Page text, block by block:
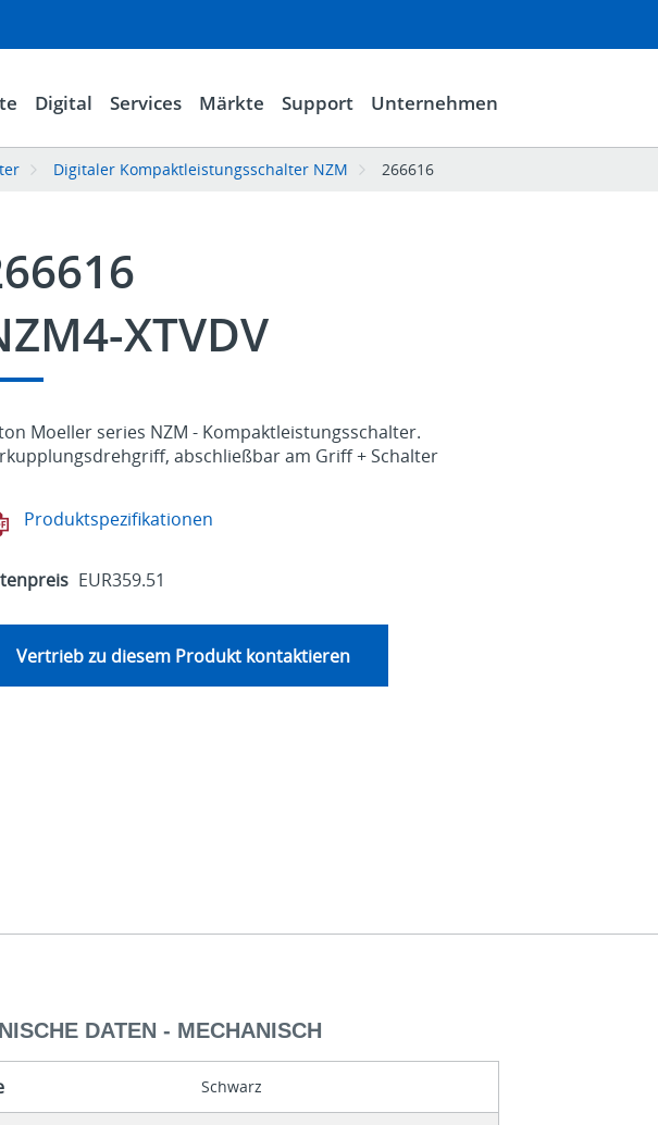
Digital Services Märkte Support Unternehmen
Digitaler Kompaktleistungsschalter NZM 266616
XTVDV
Moeller series NZM - Kompaktleistungsschalter.
abschließbar am Griff + Schalter
Produktspezifikationen
EUR359.51
Vertrieb zu diesem Produkt kontaktieren
DATEN - MECHANISCH
Schwarz